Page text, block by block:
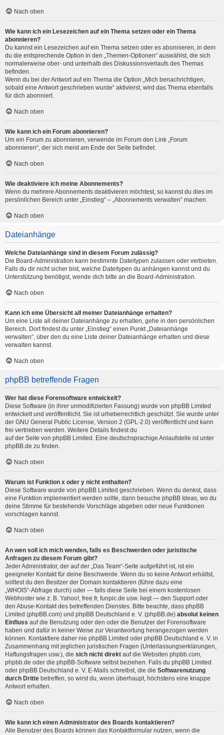
Nach oben
Wie kann ich ein Lesezeichen auf ein Thema setzen oder ein Thema
abonnieren?
Du kannst ein Lesezeichen auf ein Thema setzen oder es abonnieren, in dem
du die entsprechende Option in den „Themen-Optionen“ auswählst, die sich
normalerweise ober- und unterhalb des Diskussionsverlaufs des Themas
befinden.
Wenn du bei der Antwort auf ein Thema die Option „Mich benachrichtigen,
sobald eine Antwort geschrieben wurde“ aktivierst, wird das Thema ebenfalls
für dich abonniert.
Nach oben
Wie kann ich ein Forum abonnieren?
Um ein Forum zu abonnieren, verwende im Forum den Link „Forum
abonnieren“, der sich meist am Ende der Seite befindet.
Nach oben
Wie deaktiviere ich meine Abonnements?
Wenn du mehrere Abonnements deaktivieren möchtest, so kannst du dies im
persönlichen Bereich unter „Einstieg“ – „Abonnements verwalten“ machen.
Nach oben
Dateianhänge
Welche Dateianhänge sind in diesem Forum zulässig?
Die Board-Administration kann bestimmte Dateitypen zulassen oder verbieten.
Falls du dir nicht sicher bist, welche Dateitypen du anhängen kannst und du
Unterstützung benötigst, wende dich bitte an die Board-Administration.
Nach oben
Kann ich eine Übersicht all meiner Dateianhänge erhalten?
Um eine Liste all deiner Dateianhänge zu erhalten, gehe in den persönlichen
Bereich. Dort findest du unter „Einstieg“ einen Punkt „Dateianhänge
verwalten“, über den du eine Liste deiner Dateianhänge erhalten und diese
verwalten kannst.
Nach oben
phpBB betreffende Fragen
Wer hat diese Forensoftware entwickelt?
Diese Software (in ihrer unmodifizierten Fassung) wurde von phpBB Limited
entwickelt und veröffentlicht. Sie ist urheberrechtlich geschützt. Sie wurde unter
der GNU General Public License, Version 2 (GPL-2.0) veröffentlicht und kann
frei vertrieben werden. Weitere Details findest du
auf der Seite von phpBB Limited . Eine deutschsprachige Anlaufstelle ist unter
phpBB.de zu finden.
Nach oben
Warum ist Funktion x oder y nicht enthalten?
Diese Software wurde von phpBB Limited geschrieben. Wenn du denkst, dass
eine Funktion implementiert werden sollte, dann besuche phpBB Ideas, wo du
deine Stimme für bestehende Vorschläge abgeben oder neue Funktionen
vorschlagen kannst.
Nach oben
An wen soll ich mich wenden, falls es Beschwerden oder juristische
Anfragen zu diesem Forum gibt?
Jeder Administrator, der auf der „Das Team“-Seite aufgeführt ist, ist ein
geeigneter Kontakt für deine Beschwerde. Wenn du so keine Antwort erhältst,
solltest du den Besitzer der Domain kontaktieren (führe dazu eine
„WHOIS“-Abfrage durch) oder — falls diese Seite bei einem kostenlosen
Webhoster wie z. B. Yahoo!, free.fr, funpic.de usw. liegt — den Support oder
den Abuse-Kontakt des betreffenden Dienstes. Bitte beachte, dass phpBB
Limited (phpBB.com) und phpBB Deutschland e. V. (phpBB.de) absolut keinen
Einfluss auf die Benutzung oder den oder die Benutzer der Forensoftware
haben und dafür in keiner Weise zur Verantwortung herangezogen werden
können. Kontaktiere daher nie phpBB Limited oder phpBB Deutschland e. V. in
Zusammenhang mit jeglichen juristischen Fragen (Unterlassungserklärungen,
Haftungsfragen usw.), die sich nicht direkt auf die Websiten phpbb.com,
phpbb.de oder die phpBB-Software selbst beziehen. Falls du phpBB Limited
oder phpBB Deutschland e. V. E-Mails schreibst, die die Softwarenutzung
durch Dritte betreffen, so wirst du, wenn überhaupt, höchstens eine knappe
Antwort erhalten.
Nach oben
Wie kann ich einen Administrator des Boards kontaktieren?
Alle Benutzer des Boards können das Kontaktformular nutzen, wenn die